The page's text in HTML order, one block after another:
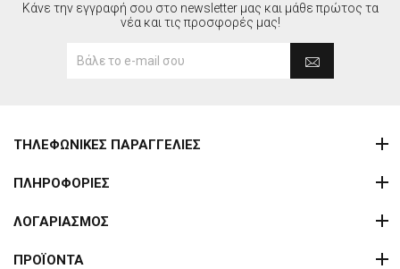
Κάνε την εγγραφή σου στο newsletter μας και μάθε πρώτος τα
νέα και τις προσφορές μας!
ΤΗΛΕΦΩΝΙΚΕΣ ΠΑΡΑΓΓΕΛΙΕΣ
ΠΛΗΡΟΦΟΡΙΕΣ
ΛΟΓΑΡΙΑΣΜΟΣ
ΠΡΟΪΟΝΤΑ